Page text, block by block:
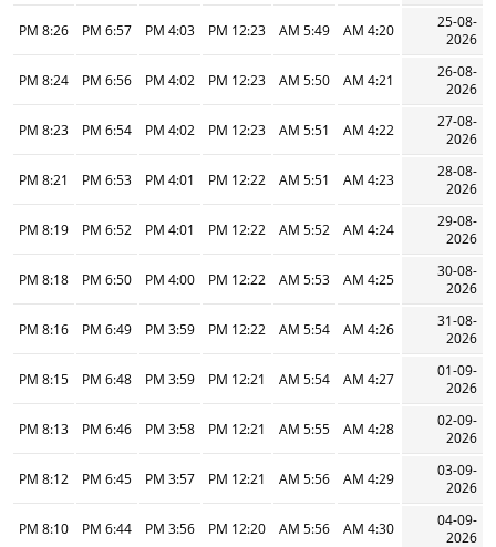
25-08-
2026
4:20 AM
5:49 AM
12:23 PM
4:03 PM
6:57 PM
8:26 PM
26-08-
2026
4:21 AM
5:50 AM
12:23 PM
4:02 PM
6:56 PM
8:24 PM
27-08-
2026
4:22 AM
5:51 AM
12:23 PM
4:02 PM
6:54 PM
8:23 PM
28-08-
2026
4:23 AM
5:51 AM
12:22 PM
4:01 PM
6:53 PM
8:21 PM
29-08-
2026
4:24 AM
5:52 AM
12:22 PM
4:01 PM
6:52 PM
8:19 PM
30-08-
2026
4:25 AM
5:53 AM
12:22 PM
4:00 PM
6:50 PM
8:18 PM
31-08-
2026
4:26 AM
5:54 AM
12:22 PM
3:59 PM
6:49 PM
8:16 PM
01-09-
2026
4:27 AM
5:54 AM
12:21 PM
3:59 PM
6:48 PM
8:15 PM
02-09-
2026
4:28 AM
5:55 AM
12:21 PM
3:58 PM
6:46 PM
8:13 PM
03-09-
2026
4:29 AM
5:56 AM
12:21 PM
3:57 PM
6:45 PM
8:12 PM
04-09-
2026
4:30 AM
5:56 AM
12:20 PM
3:56 PM
6:44 PM
8:10 PM